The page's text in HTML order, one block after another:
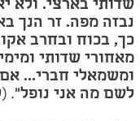
שדותי בארצי. ולא
נבזה מפה. זר הנך
כך, בכוח ובחרב
מאחורי שדותי
ומשמאלי חברי...
לשם מה אני נופל".